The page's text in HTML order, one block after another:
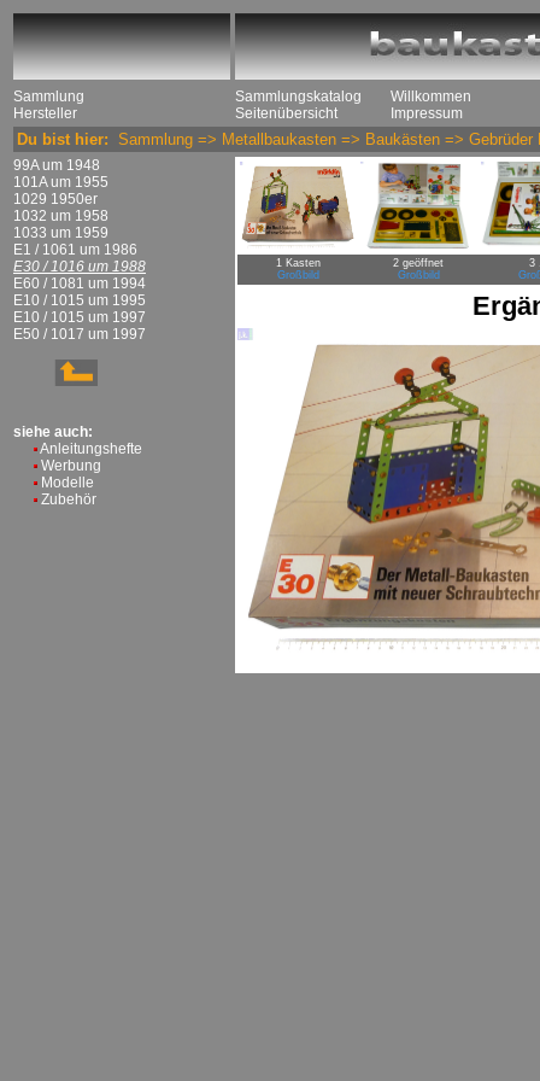
Sammlung
Hersteller
Sammlungskatalog
Seitenübersicht
Willkommen
Impressum
Du bist hier: Sammlung => Metallbaukasten => Baukästen => Gebrüder
99A um 1948
101A um 1955
1029 1950er
1032 um 1958
1033 um 1959
E1 / 1061 um 1986
E30 / 1016 um 1988
E60 / 1081 um 1994
E10 / 1015 um 1995
E10 / 1015 um 1997
E50 / 1017 um 1997
siehe auch:
Anleitungshefte
Werbung
Modelle
Zubehör
1 Kasten
Großbild
2 geöffnet
Großbild
3